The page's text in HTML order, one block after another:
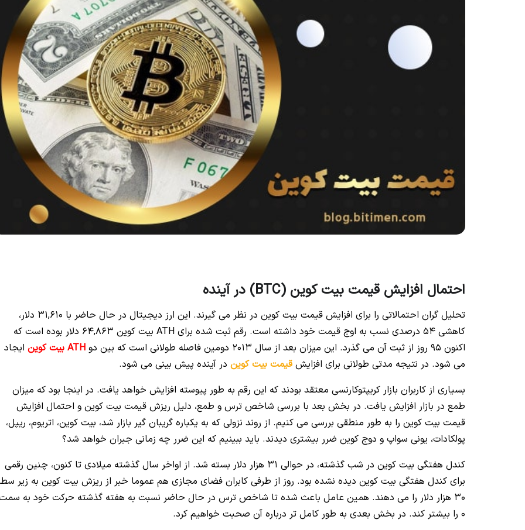
احتمال افزایش قیمت بیت کوین (BTC) در آینده
تحلیل گران احتمالاتی را برای افزایش قیمت بیت کوین در نظر می گیرند. این ارز دیجیتال در حال حاضر با 31,610 دلار،
کاهشی 54 درصدی نسب به اوج قیمت خود داشته است. رقم ثبت شده برای ATH بیت کوین 64,863 دلار بوده است که
اکنون 95 روز از ثبت آن می گذرد. این میزان بعد از سال 2013 دومین فاصله طولانی است که بین دو
ATH بیت کوین
ایجاد
می شود. در نتیجه مدتی طولانی برای افزایش قیمت بیت کوین در آینده پیش بینی می شود.
بسیاری از کاربران بازار کریپتوکارنسی معتقد بودند که این رقم به طور پیوسته افزایش خواهد یافت. در اینجا بود که میزان
طمع در بازار افزایش یافت. در بخش بعد با بررسی شاخص ترس و طمع، دلیل ریزش قیمت بیت کوین و احتمال افزایش
قیمت بیت کوین را به طور منطقی بررسی می کنیم. از روند نزولی که به یکباره گریبان گیر بازار شد، بیت کوین، اتریوم، ریپل،
پولکادات، یونی سواپ و دوج کوین ضرر بیشتری دیدند. باید ببینیم که این ضرر چه زمانی جبران خواهد شد؟
کندل هفتگی بیت کوین در شب گذشته، در حوالی 31 هزار دلار بسته شد. از اواخر سال گذشته میلادی تا کنون، چنین رقمی
برای کندل هفتگی بیت کوین دیده نشده بود. روز از طرفی کابران فضای مجازی هم عموما خبر از ریزش بیت کوین به زیر
30 هزار دلار را می دهند. همین عامل باعث شده تا شاخص ترس در حال حاضر نسبت به هفته گذشته حرکت خود به
0 را بیشتر کند. در بخش بعدی به طور کامل تر درباره آن صحبت خواهیم کرد.